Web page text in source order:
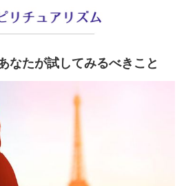
なたが試してみるべきこと